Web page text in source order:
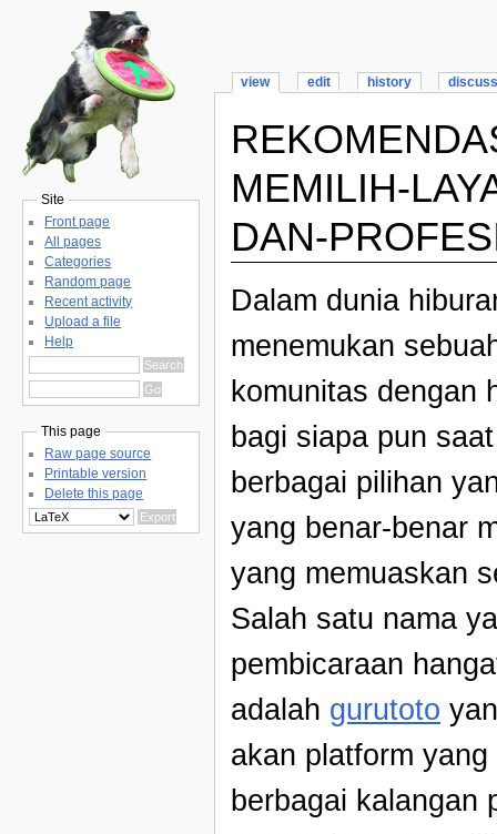
view edit history discuss
MEMILIH-
DAN-
Dalam dunia
menemukan
komunitas dengan
bagi siapa pun
berbagai pilihan
yang benar-benar
yang memuaskan
Salah satu nama
pembicaraan
adalah gurutoto
akan platform
berbagai kalangan
Site
Front page
All pages
Categories
Random page
Recent activity
Upload a file
Help
This page
Raw page source
Printable version
Delete this page